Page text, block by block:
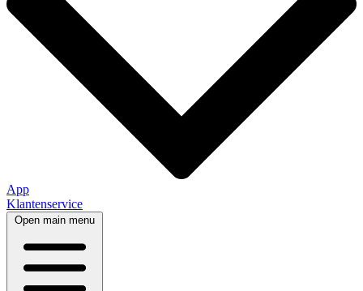
App
Klantenservice
Open main menu